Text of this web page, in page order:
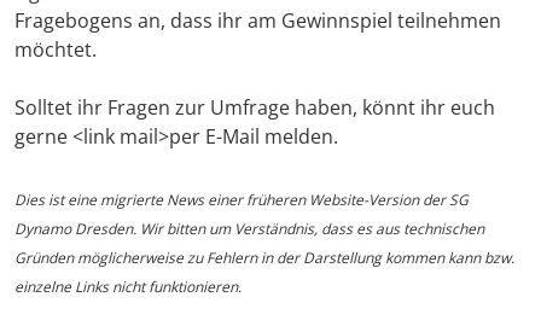
Fragebogens an, dass ihr am Gewinnspiel teilnehmen
möchtet.
Solltet ihr Fragen zur Umfrage haben, könnt ihr euch
gerne <link mail>per E-Mail melden.
Dies ist eine migrierte News einer früheren Website-Version der SG
Dynamo Dresden. Wir bitten um Verständnis, dass es aus technischen
Gründen möglicherweise zu Fehlern in der Darstellung kommen kann bzw.
einzelne Links nicht funktionieren.